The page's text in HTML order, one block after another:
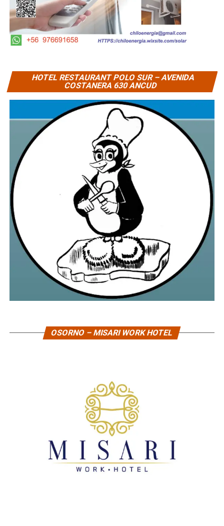
HOTEL RESTAURANT POLO SUR – AVENIDA
COSTANERA 630 ANCUD
OSORNO – MISARI WORK HOTEL